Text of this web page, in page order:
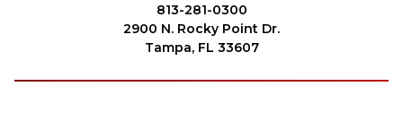
813-281-0300
2900 N. Rocky Point Dr.
Tampa, FL 33607